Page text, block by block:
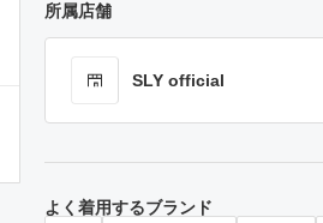
所属店舗
SLY official
よく着用するブランド